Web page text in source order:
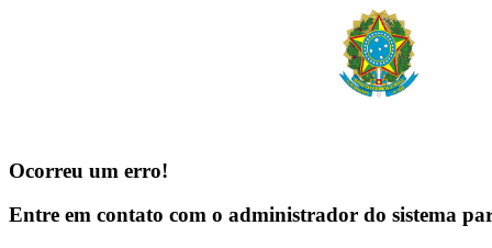
Ocorreu um erro!
Entre em contato com o administrador do sistema